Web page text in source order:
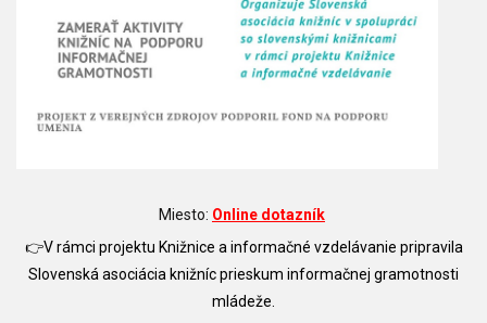
Miesto: Online dotazník
👉V rámci projektu Knižnice a informačné vzdelávanie pripravila
Slovenská asociácia knižníc prieskum informačnej gramotnosti
mládeže.